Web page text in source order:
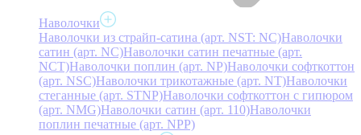
Наволочки
Наволочки из страйп-сатина (арт. NST: NC)Наволочки
сатин (арт. NC)Наволочки сатин печатные (арт.
NCT)Наволочки поплин (арт. NP)Наволочки софткоттон
(арт. NSC)Наволочки трикотажные (арт. NT)Наволочки
стеганные (арт. STNP)Наволочки софткоттон с гипюром
(арт. NMG)Наволочки сатин (арт. 110)Наволочки
поплин печатные (арт. NPP)